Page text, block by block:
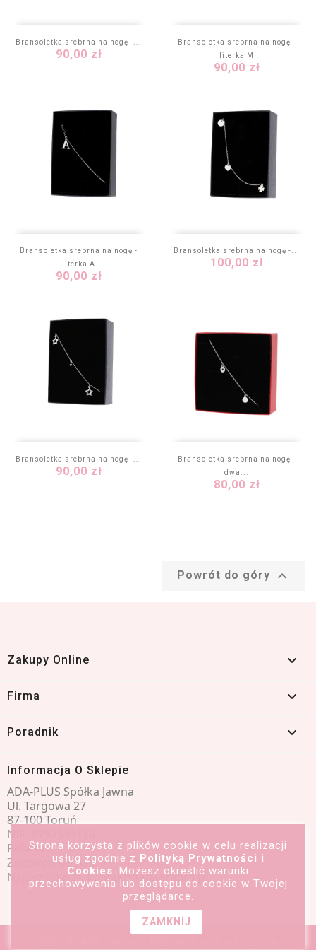
Bransoletka srebrna na nogę -...
Cena
90,00 zł
Bransoletka srebrna na nogę -
literka M
Cena
90,00 zł
Bransoletka srebrna na nogę -
literka A
Cena
90,00 zł
Bransoletka srebrna na nogę -...
Cena
100,00 zł
Bransoletka srebrna na nogę -...
Cena
90,00 zł
Bransoletka srebrna na nogę -
dwa...
Cena
80,00 zł
Powrót do góry 
Zakupy Online 
Firma 
Poradnik 
Informacja O Sklepie
ADA-PLUS Spółka Jawna
Ul. Targowa 27
87-100 Toruń
NIP: 8792535116
Poland
Zadzwoń do nas:601 491 066
Napisz do nas:kontakt@adasrebro.pl
Strona korzysta z plików cookie w celu realizacji
usług zgodnie z Polityką Prywatności i
Cookies. Możesz określić warunki
przechowywania lub dostępu do cookie w Twojej
przeglądarce.
ZAMKNIJ